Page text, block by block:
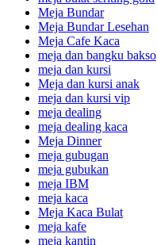
Meja Bundar
Meja Bundar Lesehan
Meja Cafe Kaca
meja dan bangku bakso
meja dan kursi
Meja dan kursi anak
meja dan kursi vip
meja dealing
meja dealing kaca
Meja Dinner
meja gubugan
meja gubukan
meja IBM
meja kaca
Meja Kaca Bulat
meja kafe
meja kantin